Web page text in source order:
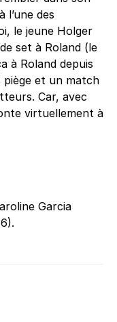
des
le jeune Holger
set à Roland (le
à Roland depuis
piège et un match
Car, avec
virtuellement à
Garcia